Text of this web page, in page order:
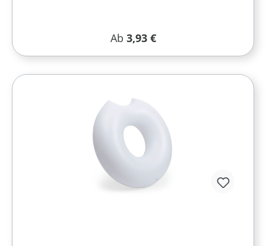
Regulärer Preis:
Ab 3,93 €